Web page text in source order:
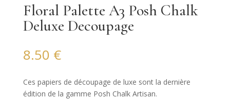
Floral Palette A3 Posh Chalk
Deluxe Decoupage
8.50 €
Ces papiers de découpage de luxe sont la dernière
édition de la gamme Posh Chalk Artisan.